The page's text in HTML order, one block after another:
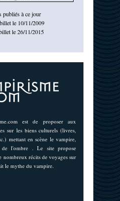
publiés à ce jour
le 10/11/2009
le 26/11/2015
est de proposer aux
sur les biens culturels (livres,
mettant en scène le vampire,
l'ombre . Le site propose
nombreux récits de voyages sur
le mythe du vampire.